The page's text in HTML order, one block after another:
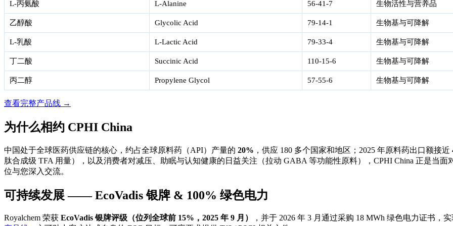
L-丙氨酸 L-Alanine 56-41-7 生物活性与营养品
乙醇酸 Glycolic Acid 79-14-1 生物基与可降解
L-乳酸 L-Lactic Acid 79-33-4 生物基与可降解
丁二酸 Succinic Acid 110-15-6 生物基与可降解
丙二醇 Propylene Glycol 57-55-6 生物基与可降解
查看完整产品线 →
为什么相约 CPHI China
中国处于全球医药供应链的核心，约占全球原料药（API）产量的 20% ，供应 180 多个国家和地区；2025 年原料药出口额接近
肽合成级 TFA 用量），以及消费者对减压、助眠与认知健康的日益关注（拉动 GABA 等功能性原料），CPHI China 正是当
位与您深入交流。
可持续发展 —— EcoVadis 银牌 & 100% 绿色电力
Royalchem 荣获 EcoVadis 银牌评级（位列全球前 15%，2025 年 9 月）
，并于 2026 年 3 月通过采购 18 MWh 绿色电力证书，